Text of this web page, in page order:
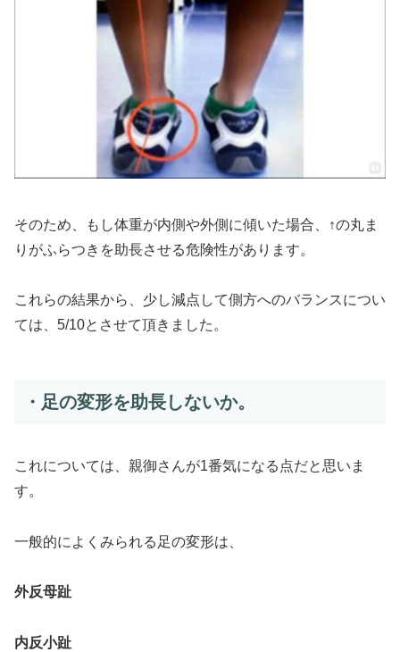
そのため、もし体重が内側や外側に傾いた場合、↑の丸ま
りがふらつきを助長させる危険性があります。
これらの結果から、少し減点して側方へのバランスについ
ては、5/10とさせて頂きました。
・足の変形を助長しないか。
これについては、親御さんが1番気になる点だと思いま
す。
一般的によくみられる足の変形は、
外反母趾
内反小趾